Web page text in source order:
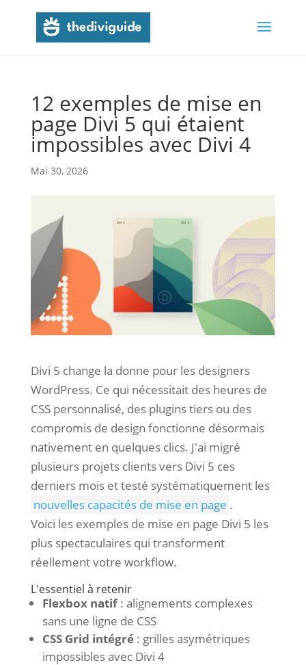
12 exemples de mise en
page Divi 5 qui étaient
impossibles avec Divi 4
Mai 30, 2026
Divi 5 change la donne pour les designers
WordPress. Ce qui nécessitait des heures de
CSS personnalisé, des plugins tiers ou des
compromis de design fonctionne désormais
nativement en quelques clics. J'ai migré
plusieurs projets clients vers Divi 5 ces
derniers mois et testé systématiquement les
nouvelles capacités de mise en page .
Voici les exemples de mise en page Divi 5 les
plus spectaculaires qui transforment
réellement votre workflow.
L'essentiel à retenir
Flexbox natif: alignements complexes
sans une ligne de CSS
CSS Grid intégré: grilles asymétriques
impossibles avec Divi 4